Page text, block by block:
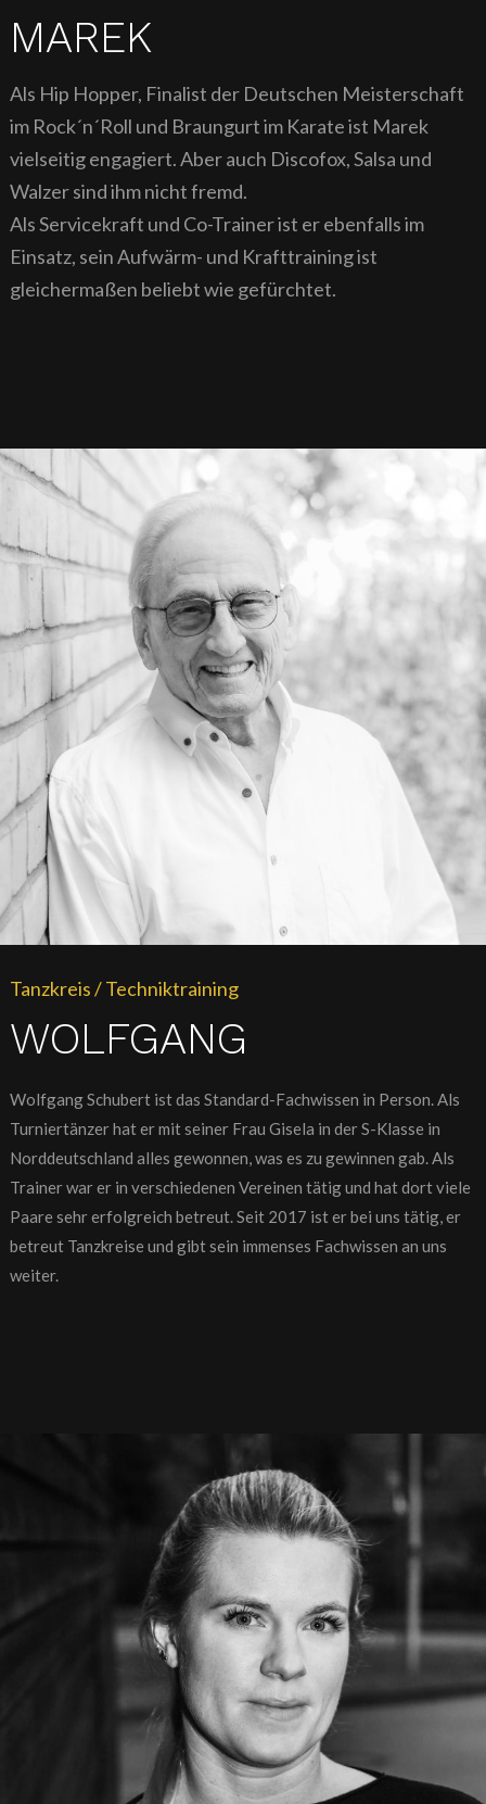
MAREK
Als Hip Hopper, Finalist der Deutschen Meisterschaft
im Rock´n´Roll und Braungurt im Karate ist Marek
vielseitig engagiert. Aber auch Discofox, Salsa und
Walzer sind ihm nicht fremd.
Als Servicekraft und Co-Trainer ist er ebenfalls im
Einsatz, sein Aufwärm- und Krafttraining ist
gleichermaßen beliebt wie gefürchtet.
Tanzkreis / Techniktraining
WOLFGANG
Wolfgang Schubert ist das Standard-Fachwissen in Person. Als
Turniertänzer hat er mit seiner Frau Gisela in der S-Klasse in
Norddeutschland alles gewonnen, was es zu gewinnen gab. Als
Trainer war er in verschiedenen Vereinen tätig und hat dort viele
Paare sehr erfolgreich betreut. Seit 2017 ist er bei uns tätig, er
betreut Tanzkreise und gibt sein immenses Fachwissen an uns
weiter.